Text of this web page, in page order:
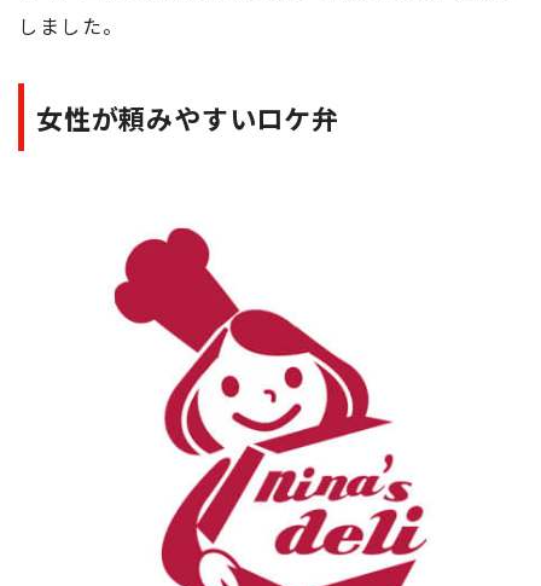
しました。
女性が頼みやすいロケ弁